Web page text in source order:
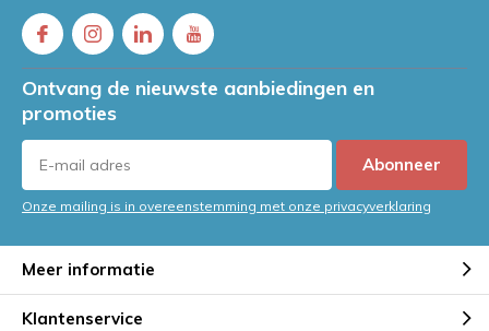
Ontvang de nieuwste aanbiedingen en
promoties
Abonneer
Onze mailing is in overeenstemming met onze privacyverklaring
Meer informatie
Klantenservice